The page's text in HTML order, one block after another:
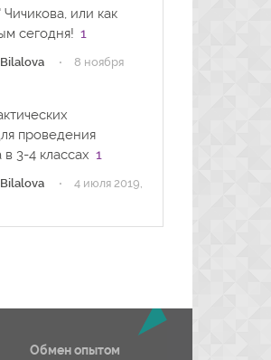
или как
сегодня! 1
·
8 ноября
проведения
в 3-4 классах 1
·
4 июля 2019,
Обмен опытом